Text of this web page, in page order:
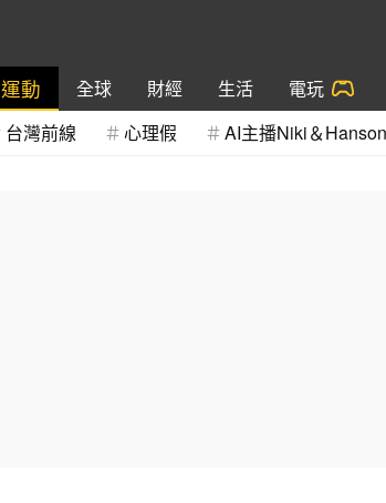
運動 全球 財經 生活 電玩
台灣前線 心理假 AI主播Niki＆